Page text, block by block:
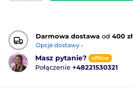
Darmowa dostawa od 400 zł
Opcje dostawy ›
Masz pytanie? offline
Połączenie +48221530321